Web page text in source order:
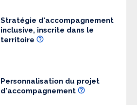
Stratégie d'accompagnement
inclusive, inscrite dans le
territoire
Personnalisation du projet
d'accompagnement